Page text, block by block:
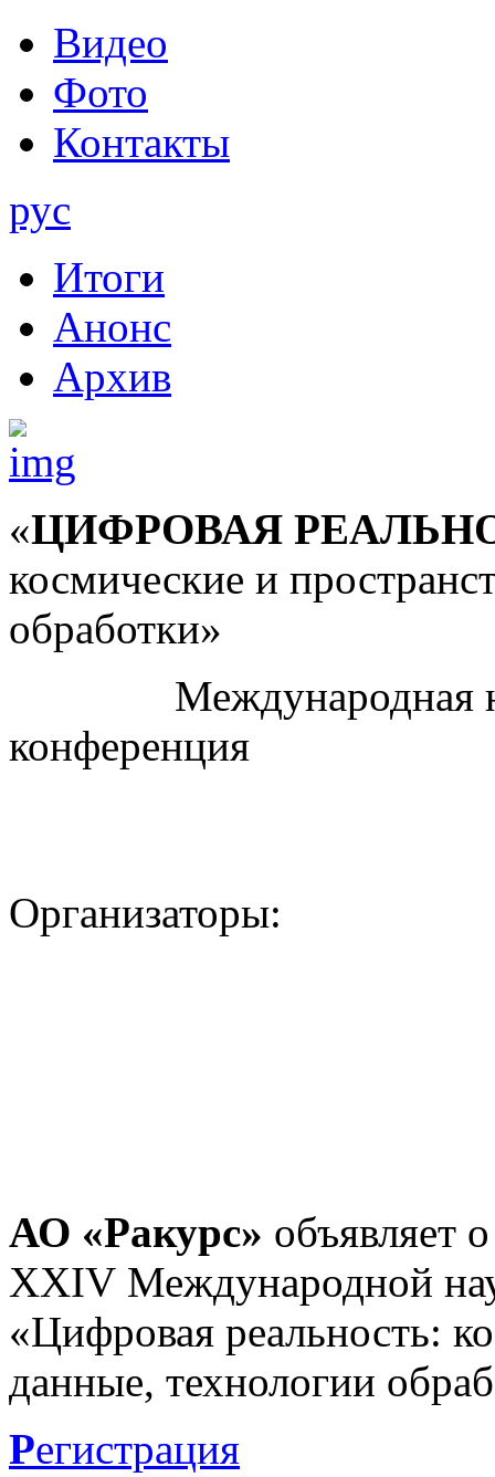
Видео
Фото
Контакты
рус
Итоги
Анонс
Архив
«ЦИФРОВАЯ
космические и
обработки»
Международная
конференция
Организаторы:
АО «Ракурс» объявляет
XXIV Международной
«Цифровая реальность:
данные, технологии
Регистрация